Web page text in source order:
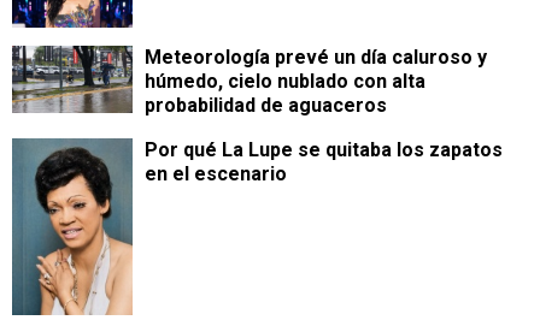
Meteorología prevé un día caluroso y
húmedo, cielo nublado con alta
probabilidad de aguaceros
Por qué La Lupe se quitaba los zapatos
en el escenario